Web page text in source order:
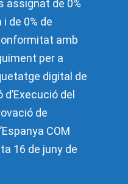
assignat de 0%
de 0% de
amb
per a
digital de
del
de
COM
16 de juny de